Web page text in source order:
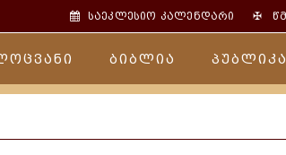
საეკლესიო კალენდარი ✠
ბიბლია